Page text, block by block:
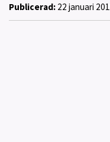
Publicerad: 22 januari